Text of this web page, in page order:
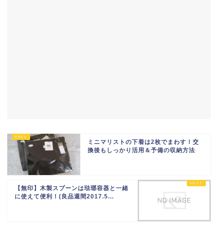
ミニマリストの下着は2枚でまわす！交
換後もしっかり活用＆予備の収納方法
【無印】木製スプーンは琺瑯容器と一緒
に使えて便利！(良品週間2017.5...